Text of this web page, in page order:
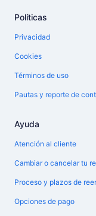
Políticas
Privacidad
Cookies
Términos de uso
Pautas y reporte de
Ayuda
Atención al cliente
Cambiar o cancelar tu
Proceso y plazos de
Opciones de pago